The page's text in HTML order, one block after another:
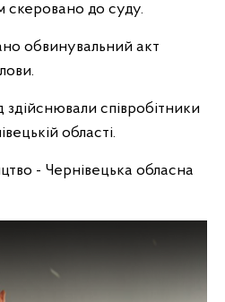
скеровано до суду.
обвинувальний акт
співробітники
області.
- Чернівецька обласна